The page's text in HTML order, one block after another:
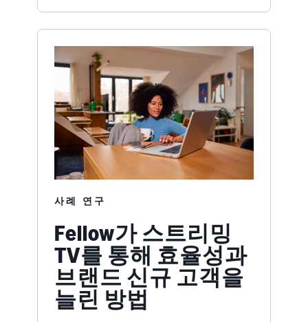
사례 연구
Fellow가 스트리밍
TV를 통해 효율성과
브랜드 신규 고객을
늘린 방법